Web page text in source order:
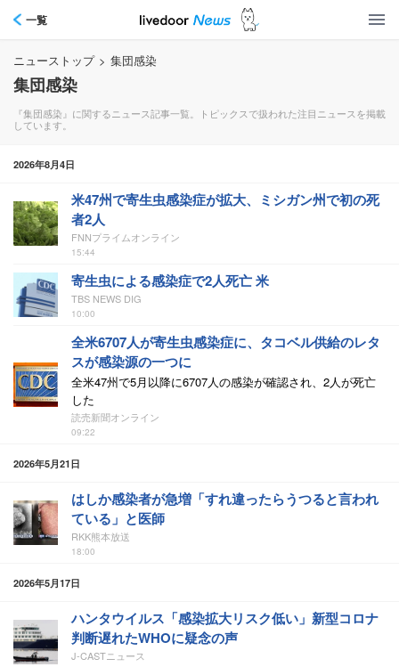
一覧
ニューストップ > 集団感染
集団感染
『集団感染』に関するニュース記事一覧。トピックスで扱われた注目ニュースを掲載
しています。
2026年8月4日
米47州で寄生虫感染症が拡大、ミシガン州で初の死
者2人
FNNプライムオンライン
15:44
寄生虫による感染症で2人死亡 米
TBS NEWS DIG
10:00
全米6707人が寄生虫感染症に、タコベル供給のレタ
スが感染源の一つに
全米47州で5月以降に6707人の感染が確認され、2人が死亡
した
読売新聞オンライン
09:22
2026年5月21日
はしか感染者が急増「すれ違ったらうつると言われ
ている」と医師
RKK熊本放送
18:00
2026年5月17日
ハンタウイルス「感染拡大リスク低い」新型コロナ
判断遅れたWHOに疑念の声
J-CASTニュース